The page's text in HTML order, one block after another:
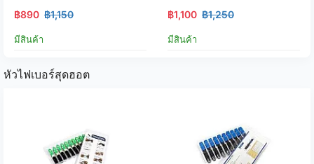
฿890 ฿1,150
มีสินค้า
฿1,100 ฿1,250
มีสินค้า
หัวไฟเบอร์สุดฮอต